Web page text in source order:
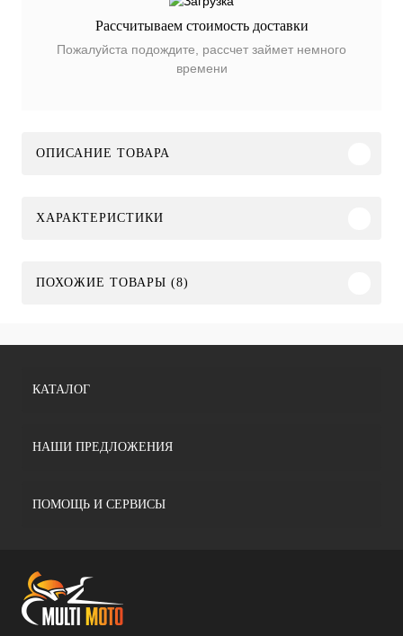
Рассчитываем стоимость доставки
Пожалуйста подождите, рассчет займет немного
времени
ОПИСАНИЕ ТОВАРА
ХАРАКТЕРИСТИКИ
ПОХОЖИЕ ТОВАРЫ (8)
КАТАЛОГ
НАШИ ПРЕДЛОЖЕНИЯ
ПОМОЩЬ И СЕРВИСЫ